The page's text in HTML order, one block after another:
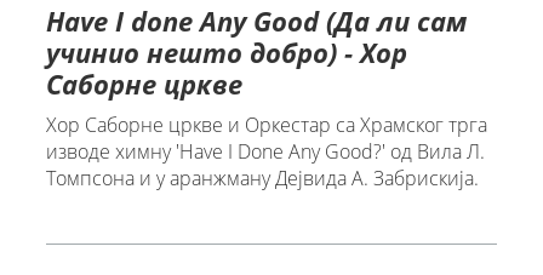
Have I done Any Good (Да ли сам
учинио нешто добро) - Хор
Саборне цркве
Хор Саборне цркве и Оркестар са Храмског трга
изводе химну 'Have I Done Any Good?' од Вила Л.
Томпсона и у аранжману Дејвида А. Забрискија.